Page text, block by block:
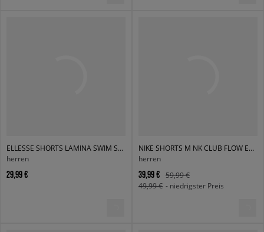
ELLESSE SHORTS LAMINA SWIM SHORT BLK
herren
29,99 €
NIKE SHORTS M NK CLUB FLOW EMBSS FUTBOL
herren
39,99 €
59,99 €
49,99 € - niedrigster Preis